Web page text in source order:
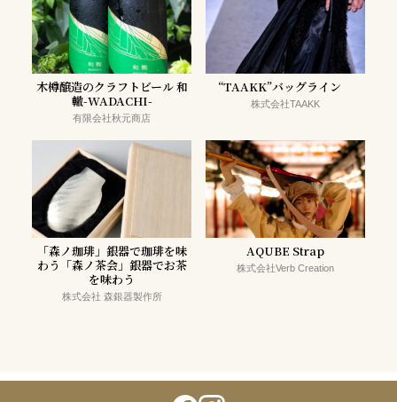
木樽醸造のクラフトビール 和
轍-WADACHI-
有限会社秋元商店
“TAAKK”バッグライン
株式会社TAAKK
「森ノ珈琲」銀器で珈琲を味
わう「森ノ茶会」銀器でお茶
を味わう
株式会社 森銀器製作所
AQUBE Strap
株式会社Verb Creation